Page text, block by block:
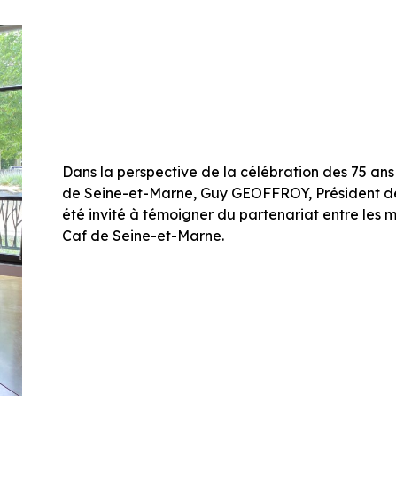
Dans la perspective de la célébration des 75
de Seine-et-Marne, Guy GEOFFROY, Président
été invité à témoigner du partenariat entre les
Caf de Seine-et-Marne.